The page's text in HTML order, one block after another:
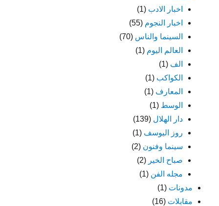
اخبار الادب (1)
اخبار النجوم (55)
السينما والناس (70)
العالم اليوم (1)
الف (1)
الكواكب (1)
المعارف (1)
الوسط (1)
دار الهلال (139)
روز اليوسف (1)
سينما وفنون (2)
صباح الخير (2)
مجله الفن (1)
مدونات (1)
مقابلات (16)